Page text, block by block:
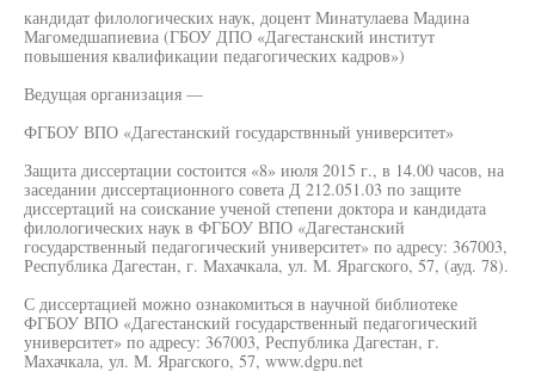
кандидат филологических наук, доцент Минатулаева Мадина
Магомедшапиевиа (ГБОУ ДПО «Дагестанский институт
повышения квалификации педагогических кадров»)
Ведущая организация —
ФГБОУ ВПО «Дагестанский государствнный университет»
Защита диссертации состоится «8» июля 2015 г., в 14.00 часов, на
заседании диссертационного совета Д 212.051.03 по защите
диссертаций на соискание ученой степени доктора и кандидата
филологических наук в ФГБОУ ВПО «Дагестанский
государственный педагогический университет» по адресу: 367003,
Республика Дагестан, г. Махачкала, ул. М. Ярагского, 57, (ауд. 78).
С диссертацией можно ознакомиться в научной библиотеке
ФГБОУ ВПО «Дагестанский государственный педагогический
университет» по адресу: 367003, Республика Дагестан, г.
Махачкала, ул. М. Ярагского, 57, www.dgpu.net